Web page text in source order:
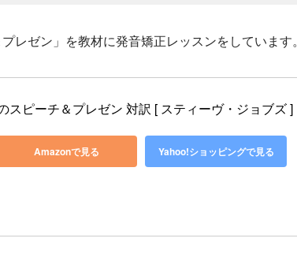
レゼン」を教材に発音矯正レッスンをしています。
スピーチ＆プレゼン 対訳 [ スティーヴ・ジョブズ ]
Amazonで見る Yahoo!ショッピングで見る